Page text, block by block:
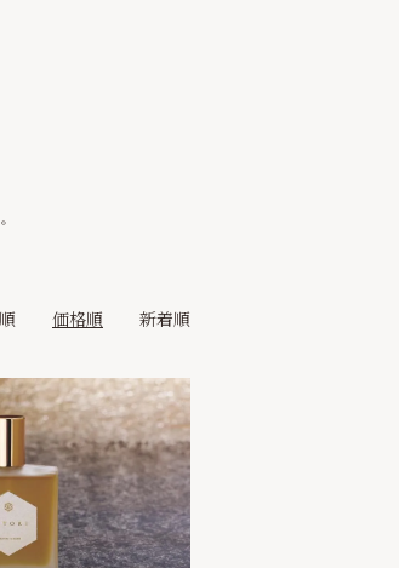
価格順 新着順